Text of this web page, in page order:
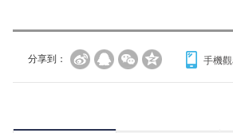
分享到： 手機